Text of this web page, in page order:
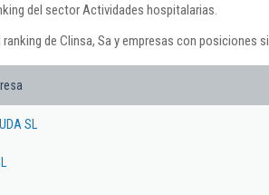
del sector Actividades hospitalarias.
de Clinsa, Sa y empresas con posiciones
SL